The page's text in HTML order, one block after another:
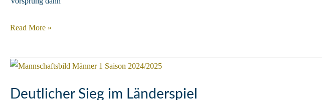
HSG
Weg
Aufstiegs-
Read More »
Deutlicher Sieg im Länderspiel